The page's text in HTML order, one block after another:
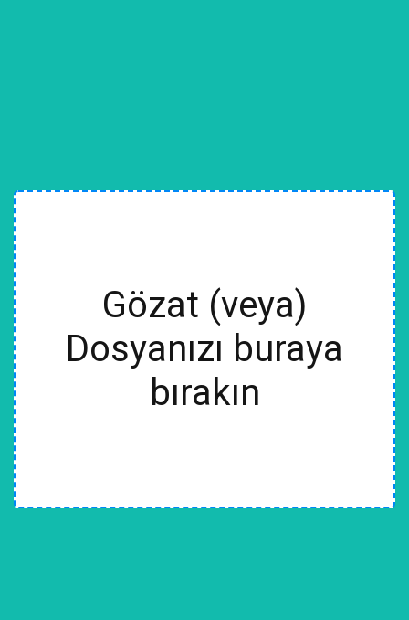
Gözat (veya)
Dosyanızı buraya
bırakın